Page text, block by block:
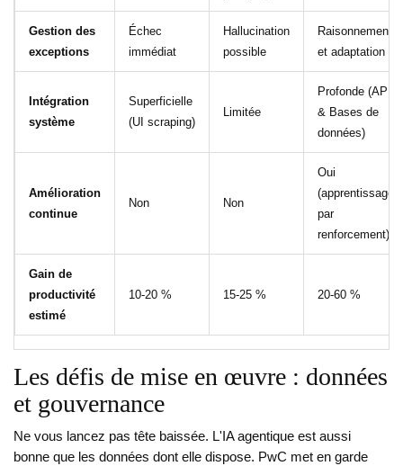
Gestion des
exceptions
Échec
immédiat
Hallucination
possible
Raisonnement
et adaptation
Intégration
système
Superficielle
(UI scraping)
Limitée
Profonde (API
& Bases de
données)
Amélioration
continue
Non Non
Oui
(apprentissage
par
renforcement)
Gain de
productivité
estimé
10-20 % 15-25 % 20-60 %
Les défis de mise en œuvre : données
et gouvernance
Ne vous lancez pas tête baissée. L'IA agentique est aussi
bonne que les données dont elle dispose. PwC met en garde